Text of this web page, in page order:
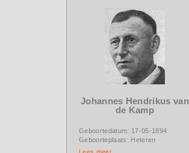
Johannes Hendrikus van
de Kamp
Geboortedatum: 17-05-1894
Geboorteplaats: Heteren